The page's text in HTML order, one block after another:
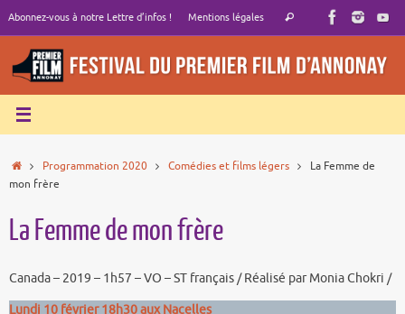
contenu
Abonnez-vous à notre Lettre d’infos ! Mentions légales
Recherche
Rechercher
AccueilProgrammation 2020 Comédies et films légers
La Femme de
mon frère
La Femme de mon frère
Canada – 2019 – 1h57 – VO – ST français / Réalisé par Monia Chokri /
Lundi 10 février 18h30 aux Nacelles